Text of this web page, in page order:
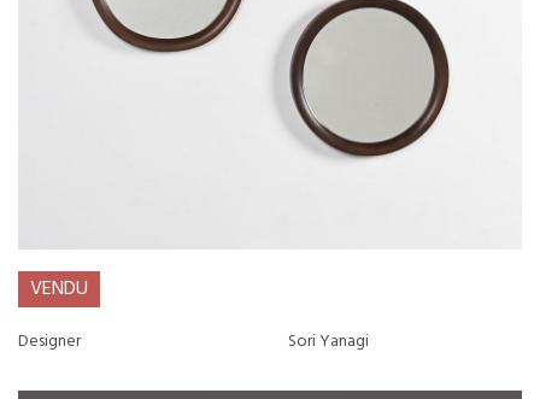
VENDU
Designer Sori Yanagi